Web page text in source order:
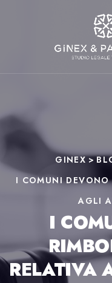
GINEX>
I COMUNI DEVONO
AGLI
I
RELATIVA